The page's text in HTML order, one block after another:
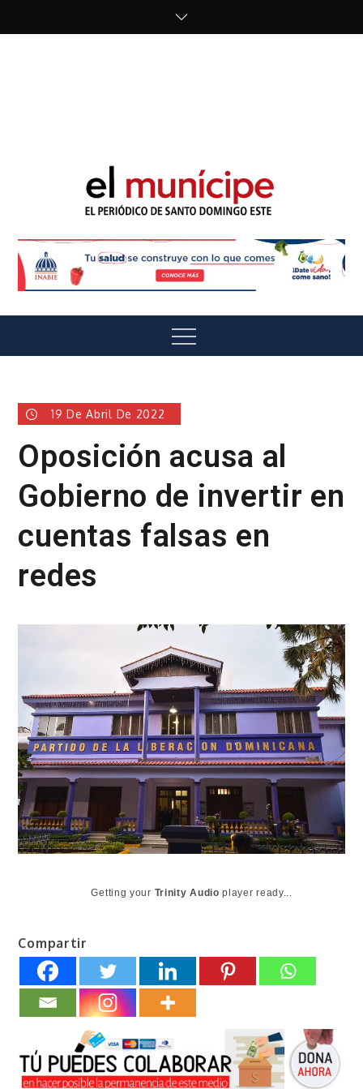
El Munícipe
Menu
19 De Abril De 2022
Oposición acusa al
Gobierno de invertir en
cuentas falsas en
redes
Getting your Trinity Audio player ready...
Compartir